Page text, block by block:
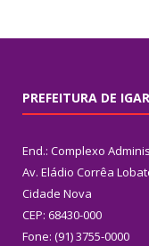
PREFEITURA DE
End.: Complexo
Av. Eládio Corrêa
Cidade Nova
CEP: 68430-000
Fone: (91) 3755-0000